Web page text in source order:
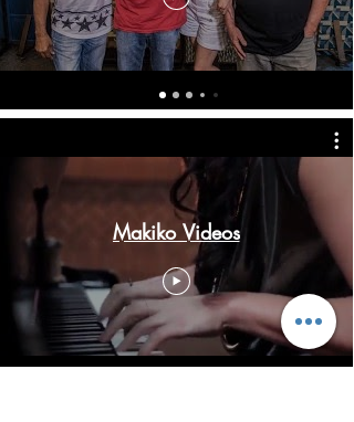
Makiko Videos